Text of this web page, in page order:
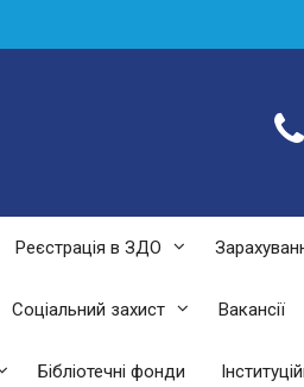
Реєстрація в ЗДО
Соціальний захист Вакансії
Бібліотечні фонди